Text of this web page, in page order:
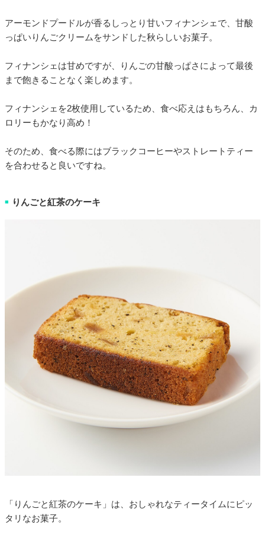
アーモンドプードルが香るしっとり甘いフィナンシェで、甘酸
っぱいりんごクリームをサンドした秋らしいお菓子。
フィナンシェは甘めですが、りんごの甘酸っぱさによって最後
まで飽きることなく楽しめます。
フィナンシェを2枚使用しているため、食べ応えはもちろん、カ
ロリーもかなり高め！
そのため、食べる際にはブラックコーヒーやストレートティー
を合わせると良いですね。
■ りんごと紅茶のケーキ
「りんごと紅茶のケーキ」は、おしゃれなティータイムにピッ
タリなお菓子。